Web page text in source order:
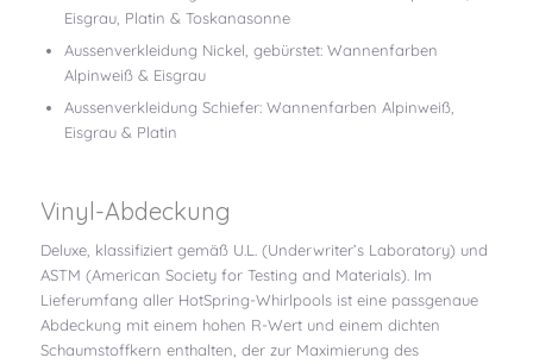
Eisgrau, Platin & Toskanasonne
Aussenverkleidung Nickel, gebürstet: Wannenfarben
Alpinweiß & Eisgrau
Aussenverkleidung Schiefer: Wannenfarben Alpinweiß,
Eisgrau & Platin
Vinyl-Abdeckung
Deluxe, klassifiziert gemäß U.L. (Underwriter’s Laboratory) und
ASTM (American Society for Testing and Materials). Im
Lieferumfang aller HotSpring-Whirlpools ist eine passgenaue
Abdeckung mit einem hohen R-Wert und einem dichten
Schaumstoffkern enthalten, der zur Maximierung des